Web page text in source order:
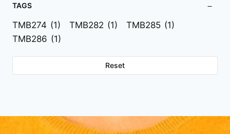
TAGS
TMB274 (1) TMB282 (1) TMB285 (1)
TMB286 (1)
Reset